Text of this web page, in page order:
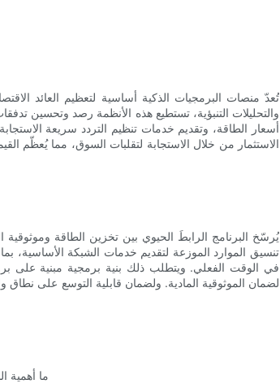
تُعدّ منصات البرمجيات الذكية أساسية لتعظيم العائد
والتحليلات التنبؤية، تستطيع هذه الأنظمة رصد وتحسين
أسعار الطاقة، وتقديم خدمات تنظيم التردد سريعة
الاستثمار من خلال الاستجابة لتقلبات السوق، مما يُعظّم
يُرسّخ البرنامج الرابطَ الحيوي بين تخزين الطاقة
تنسيق الموارد الموزعة لتقديم خدمات الشبكة الأساسية،
في الوقت الفعلي. ويتطلب ذلك بنية برمجية مبنية على
لضمان الموثوقية المادية. ولضمان قابلية التوسع على نطاق